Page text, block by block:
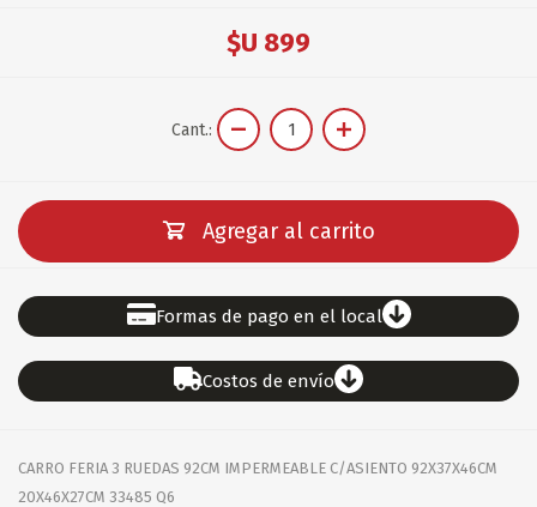
$U 899
Cant.:
Agregar al carrito
Formas de pago en el local
Costos de envío
CARRO FERIA 3 RUEDAS 92CM IMPERMEABLE C/ASIENTO 92X37X46CM
20X46X27CM 33485 Q6